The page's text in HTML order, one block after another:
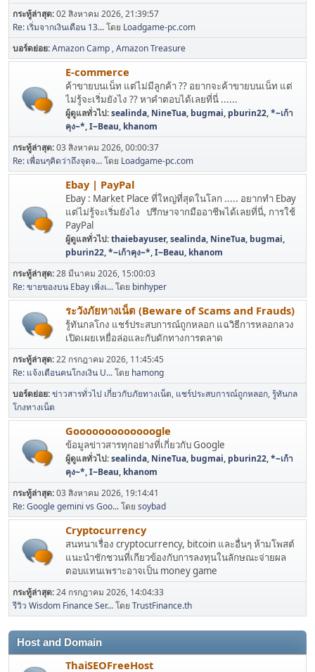
กระทู้ล่าสุด:02 สิงหาคม 2026, 21:39:57
Re: เริ่มจากเงินเดือน 13...โดย Loadgame-pc.com
บอร์ดย่อย Amazon Camp Amazon Treasure
E-commerce
ค้าขายบนเน็ท แต่ไม่มีลูกค้า ?? อยากจะค้าขายบนเน็ท แต่
ไม่รู้จะเริ่มยังไง ?? หาคำตอบได้เลยที่นี่ ......
ผู้ดูแลทั่วไป:sealinda, NineTua, bugmai, pburin22,*~เก้า
คุง~*,I~Beau, khanom
กระทู้ล่าสุด:03 สิงหาคม 2026, 00:00:37
Re: เพื่อนๆคิดว่าถึงจุดจ...โดย Loadgame-pc.com
Ebay | PayPal
Ebay : Market Place ที่ใหญ่ที่สุดในโลก ..... อยากทำ Ebay
แต่ไม่รู้จะเริ่มยังไง ปรึกษาจากมืออาชีพได้เลยที่นี่, การใช้
PayPal
ผู้ดูแลทั่วไป:thaiebayuser,sealinda, NineTua, bugmai,
pburin22,*~เก้าคุง~*,I~Beau, khanom
กระทู้ล่าสุด:28 มีนาคม 2026, 15:00:03
Re: ขายของบน Ebay เพิ่งเ...โดย binhyper
ระวังภัยทางเน็ต (Beware of Scams and Frauds)
รู้ทันกลโกง แชร์ประสบการณ์ถูกหลอก แฉวิธีการหลอกลวง
เปิดเผยเหยื่อล่อและกับดักทางการตลาด
กระทู้ล่าสุด:22 กรกฎาคม 2026, 11:45:45
Re: แจ้งเตือนคนโกงเงิน U...โดย hamong
บอร์ดย่อย ข่าวสารทั่วไป เกี่ยวกับภัยทางเน็ต แชร์ประสบการณ์ถูกหลอก รู้ทันกล
โกงทางเน็ต
Gooooooooooooogle
ข้อมูลข่าวสารทุกอย่างที่เกี่ยวกับ Google
ผู้ดูแลทั่วไป:sealinda, NineTua, bugmai, pburin22,*~เก้า
คุง~*,I~Beau, khanom
กระทู้ล่าสุด:03 สิงหาคม 2026, 19:14:41
Re: Google gemini vs Goo...โดย soybad
Cryptocurrency
สนทนาเรื่อง cryptocurrency, bitcoin และอื่นๆ ห้ามโพสต์
แนะนำชักชวนที่เกียวข้องกับการลงทุนในลักษณะจ่ายผล
ตอบแทนเพราะอาจเป็น money game
กระทู้ล่าสุด:24 กรกฎาคม 2026, 14:04:33
รีวิว Wisdom Finance Ser...โดย TrustFinance.th
Host and Domain
ThaiSEOFreeHost